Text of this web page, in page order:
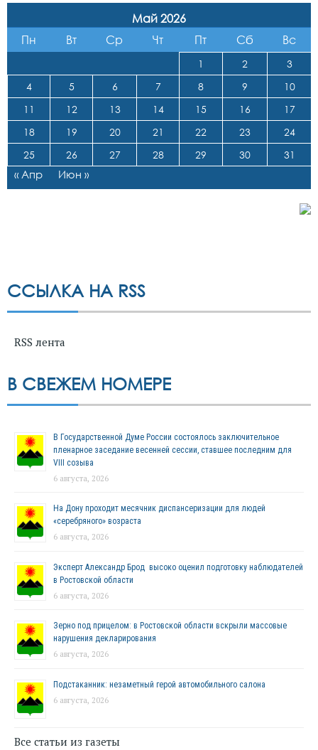
Май 2026
Пн
Вт Ср Чт Пт Сб Вс
1 2
3
4
5 6 7 8 9
10
11
12 13 14 15 16
17
18
19 20 21 22 23
24
25
26 27 28 29 30 31
« Апр Июн »
ССЫЛКА НА RSS
RSS лента
В СВЕЖЕМ НОМЕРЕ
В Государственной Думе России состоялось заключительное
пленарное заседание весенней сессии, ставшее последним для
VIII созыва
6 августа, 2026
На Дону проходит месячник диспансеризации для людей
«серебряного» возраста
6 августа, 2026
Эксперт Александр Брод высоко оценил подготовку наблюдателей
в Ростовской области
6 августа, 2026
Зерно под прицелом: в Ростовской области вскрыли массовые
нарушения декларирования
6 августа, 2026
Подстаканник: незаметный герой автомобильного салона
6 августа, 2026
Все статьи из газеты